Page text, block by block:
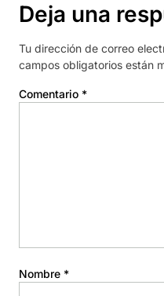
Deja una
Tu dirección de correo
campos obligatorios están
Comentario *
Nombre *